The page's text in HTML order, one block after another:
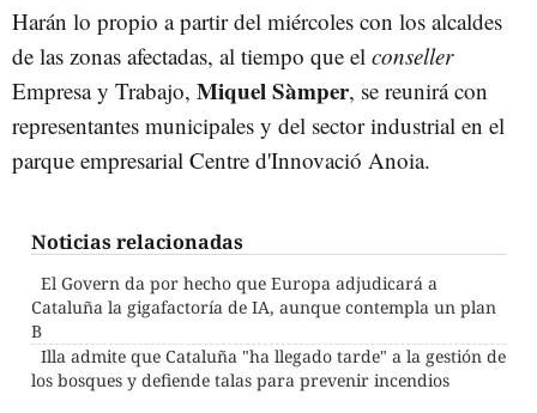
Harán lo propio a partir del miércoles con los alcaldes
de las zonas afectadas, al tiempo que el conseller
Empresa y Trabajo, Miquel Sàmper, se reunirá con
representantes municipales y del sector industrial en el
parque empresarial Centre d'Innovació Anoia.
Noticias relacionadas
El Govern da por hecho que Europa adjudicará a
Cataluña la gigafactoría de IA, aunque contempla un plan
B
Illa admite que Cataluña "ha llegado tarde" a la gestión de
los bosques y defiende talas para prevenir incendios